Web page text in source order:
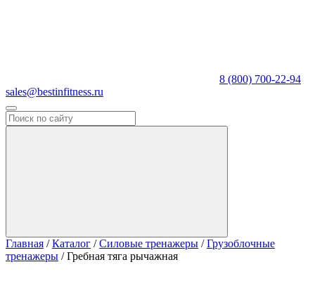
8 (800) 700-22-94
sales@bestinfitness.ru
Главная / Каталог / Силовые тренажеры / Грузоблочные
тренажеры / Гребная тяга рычажная